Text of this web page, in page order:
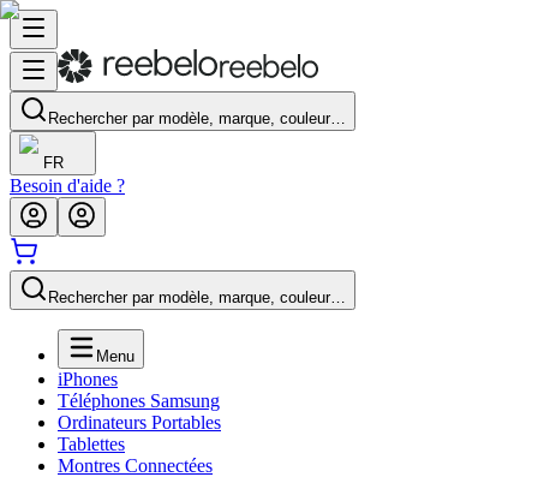
Rechercher par modèle, marque, couleur…
FR
Besoin d'aide ?
Rechercher par modèle, marque, couleur…
Menu
iPhones
Téléphones Samsung
Ordinateurs Portables
Tablettes
Montres Connectées